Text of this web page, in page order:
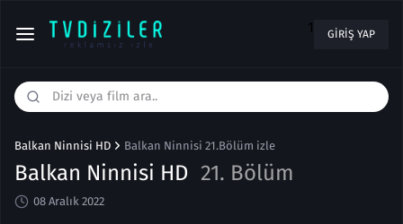
1 GIRIŞ YAP
Balkan Ninnisi HD Balkan Ninnisi 21.Bölüm izle
Balkan Ninnisi HD 21. Bölüm
08 Aralık 2022